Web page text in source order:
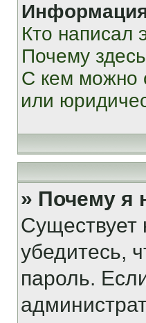
Кто написал
Почему
С кем можно
или
» Почему я
Существует
убедитесь,
пароль.